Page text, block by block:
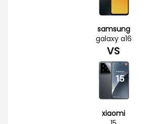
samsung
galaxy a16
VS
xiaomi